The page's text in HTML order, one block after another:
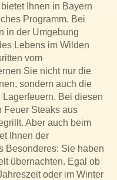
Ihnen in Bayern
Programm. Bei
in der Umgebung
Lebens im Wilden
vom
Sie nicht nur die
sondern auch die
Bei diesen
Feuer Steaks aus
Aber auch beim
Ihnen der
Besonderes: Sie haben
übernachten. Egal ob
oder im Winter